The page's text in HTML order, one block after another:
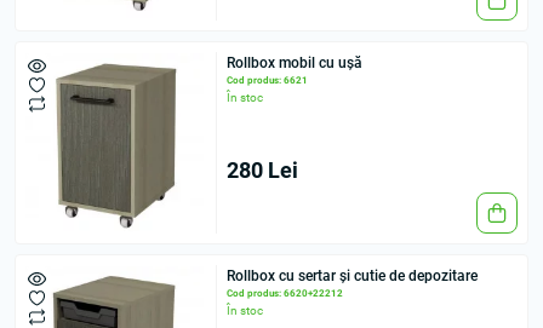
Rollbox mobil cu ușă
Cod produs: 6621
În stoc
280 Lei
Rollbox cu sertar și cutie de depozitare
Cod produs: 6620+22212
În stoc